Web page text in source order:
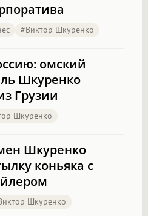
#Виктор Шкуренко
омский
Шкуренко
Грузии
Шкуренко
Шкуренко
коньяка с
Шкуренко